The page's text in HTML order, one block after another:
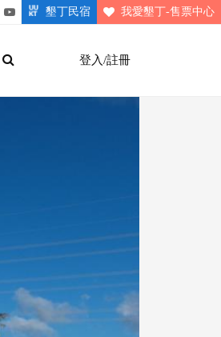
墾丁
墾丁民宿 我愛墾丁-售票中心
登入/註冊